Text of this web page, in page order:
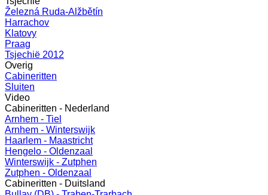
Železná Ruda-Alžbětín
Harrachov
Klatovy
Praag
Tsjechië 2012
Overig
Cabineritten
Sluiten
Video
Cabineritten - Nederland
Arnhem - Tiel
Arnhem - Winterswijk
Haarlem - Maastricht
Hengelo - Oldenzaal
Winterswijk - Zutphen
Zutphen - Oldenzaal
Cabineritten - Duitsland